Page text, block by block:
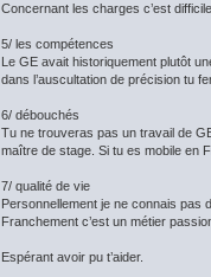
Concernant les charges c’est
5/ les compétences
Le GE avait historiquement plutôt
dans l’auscultation de précision tu
6/ débouchés
Tu ne trouveras pas un travail de
maître de stage. Si tu es mobile en
7/ qualité de vie
Personnellement je ne connais pas
Franchement c’est un métier
Espérant avoir pu t’aider.